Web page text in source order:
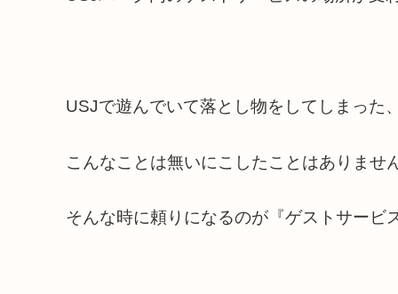
USJで遊んでいて落とし物をしてしまった
こんなことは無いにこしたことはありませ
そんな時に頼りになるのが『ゲストサービ